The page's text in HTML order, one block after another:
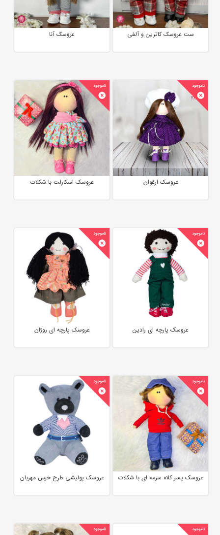
ست عروسک کاترین و آلفی عروسک آنا
عروسک ارغوان عروسک اسکارلت با شکلات
عروسک پارچه ای رادین عروسک پارچه ای روژان
عروسک پسر کلاه سرمه ای با شکلات عروسک پولیشی طرح خرس مهربان